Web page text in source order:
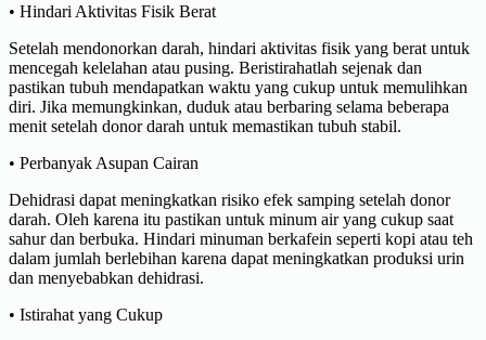
• Hindari Aktivitas Fisik Berat
Setelah mendonorkan darah, hindari aktivitas fisik yang berat untuk
mencegah kelelahan atau pusing. Beristirahatlah sejenak dan
pastikan tubuh mendapatkan waktu yang cukup untuk memulihkan
diri. Jika memungkinkan, duduk atau berbaring selama beberapa
menit setelah donor darah untuk memastikan tubuh stabil.
• Perbanyak Asupan Cairan
Dehidrasi dapat meningkatkan risiko efek samping setelah donor
darah. Oleh karena itu pastikan untuk minum air yang cukup saat
sahur dan berbuka. Hindari minuman berkafein seperti kopi atau teh
dalam jumlah berlebihan karena dapat meningkatkan produksi urin
dan menyebabkan dehidrasi.
• Istirahat yang Cukup